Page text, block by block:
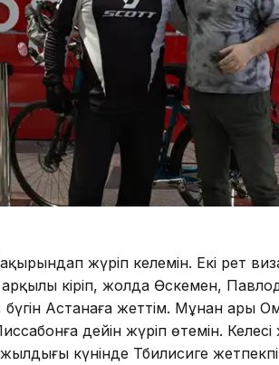
ақырындап жүріп келемін. Екі рет
кіріп, жолда Өскемен,
Астанаға жеттім. Мұнан ары
дейін жүріп өтемін.
жылдығы күнінде Тбилисиге